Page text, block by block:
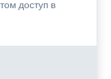
доступ в